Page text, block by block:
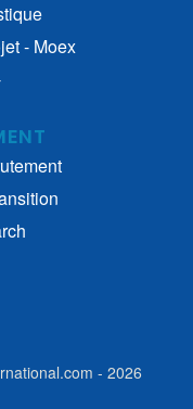
- Moex
- 2026